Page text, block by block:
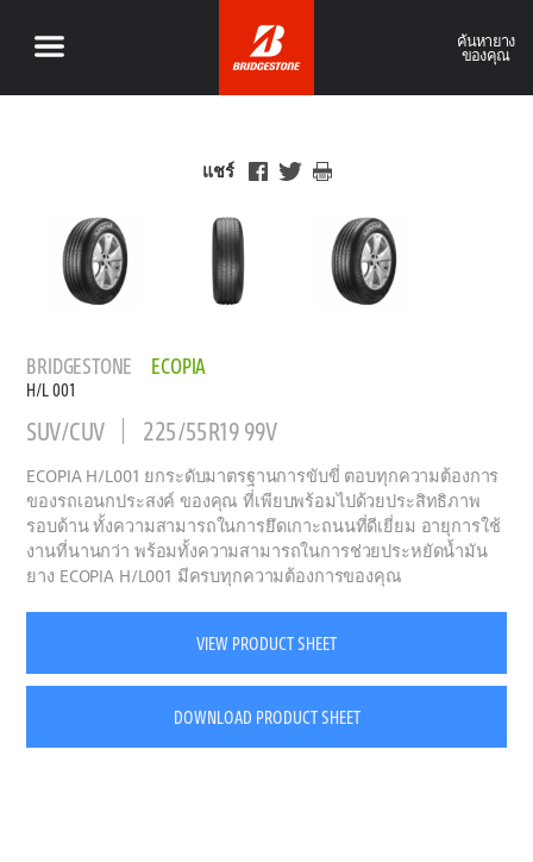
ค้นหายาง
ของคุณ
แชร์
BRIDGESTONE ECOPIA
H/L 001
SUV/CUV 225/55R19 99V
ECOPIA H/L001 ยกระดับมาตรฐานการขับขี่ ตอบทุกความต้องการ
ของรถเอนกประสงค์ ของคุณ ที่เพียบพร้อมไปด้วยประสิทธิภาพ
รอบด้าน ทั้งความสามารถในการยึดเกาะถนนที่ดีเยี่ยม อายุการใช้
งานที่นานกว่า พร้อมทั้งความสามารถในการช่วยประหยัดน้ำมัน
ยาง ECOPIA H/L001 มีครบทุกความต้องการของคุณ
VIEW PRODUCT SHEET
DOWNLOAD PRODUCT SHEET